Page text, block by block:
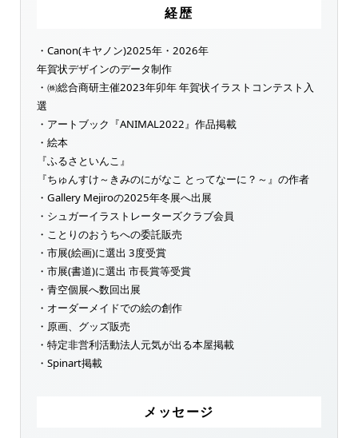
経歴
・Canon(キヤノン)2025年・2026年
年賀状デザインのデータ制作
・㈱総合商研主催2023年卯年 年賀状イラストコンテスト入
選
・アートブック『ANIMAL2022』作品掲載
・絵本
『ふるさといんこ』
『ちゅんすけ～きみのにがなこ とってなーに？～』の作者
・Gallery Mejiroの2025年冬展へ出展
・シュガーイラストレーターズクラブ会員
・ことりのおうちへの委託販売
・市展(絵画)に選出 3度受賞
・市展(書道)に選出 市長賞等受賞
・青空個展へ数回出展
・オーダーメイドでの絵の創作
・原画、グッズ販売
・特定非営利活動法人元気が出る本屋掲載
・Spinart掲載
メッセージ